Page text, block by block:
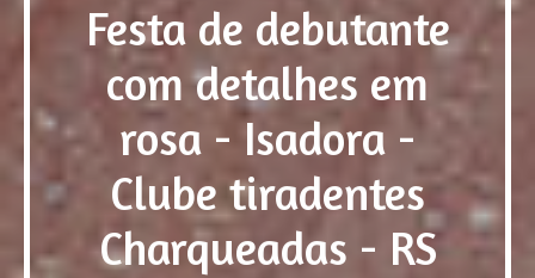
Festa de debutante
com detalhes em
rosa - Isadora -
Clube tiradentes
Charqueadas - RS